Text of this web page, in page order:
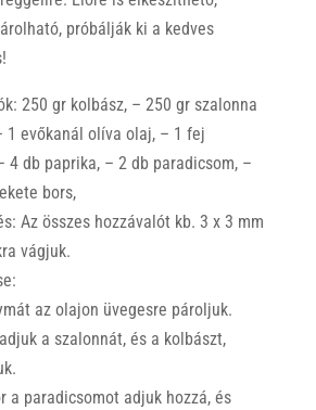
próbálják ki a kedves
250 gr kolbász, – 250 gr szalonna
1 evőkanál olíva olaj, – 1 fej
4 db paprika, – 2 db paradicsom, –
bors,
Az összes hozzávalót kb. 3 x 3 mm
vágjuk.
az olajon üvegesre pároljuk.
a szalonnát, és a kolbászt,
a paradicsomot adjuk hozzá, és